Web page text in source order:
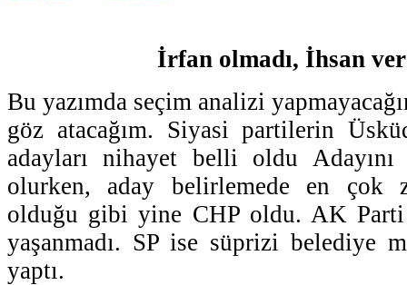
İrfan olmadı, İhsan
Bu yazımda seçim analizi
göz atacağım. Siyasi partilerin
adayları nihayet belli oldu
olurken, aday belirlemede en çok
olduğu gibi yine CHP oldu. AK Parti
yaşanmadı. SP ise süprizi belediye
yaptı.